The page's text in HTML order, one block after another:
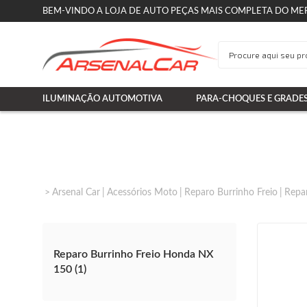
BEM-VINDO A LOJA DE AUTO PEÇAS MAIS COMPLETA DO
ILUMINAÇÃO AUTOMOTIVA PARA-CHOQUES E
Arsenal Car Acessórios Moto Reparo Burrinho Freio
Reparo Burrinho Freio Honda NX
150 (1)